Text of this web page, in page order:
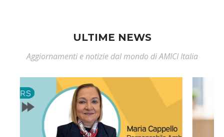
ULTIME NEWS
Aggiornamenti e notizie dal mondo di AMICI Italia